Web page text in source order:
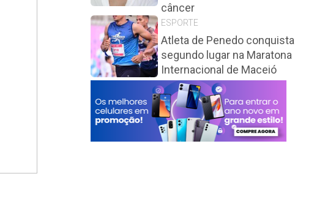
câncer
ESPORTE
Atleta de Penedo conquista
segundo lugar na Maratona
Internacional de Maceió